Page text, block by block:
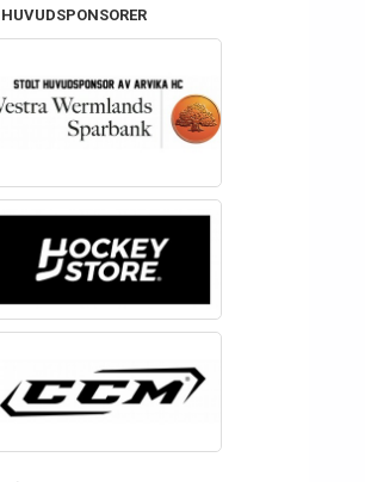
HUVUDSPONSORER